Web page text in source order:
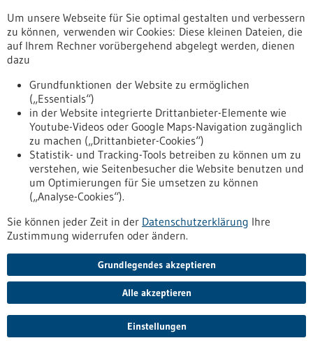
Pressemitteilung - 05.12.2022
Neue Erkenntnisse zu neuronalen Aktivitäten
im sensomotorischen Kortex
Freiburg hat wichtige Hinweise zur Funktionsweise des
sensomotorischen Kortex gefunden. Die neuen Erkenntnisse
zu neuronalen Aktivitäten in diesem Gehirnareal könnten
hilfreich für die weitere Entwicklung und den Einsatz so
genannter Neuroprothesen sein. Diese verfügen über eine
Schnittstelle zum Nervensystem und sollen dabei helfen,
neuronale Funktionsstörungen auszugleichen.
https://www.gesundheitsindustrie-
bw.de/fachbeitrag/pm/neue-erkenntnisse-zu-neuronalen-
aktivitaeten-im-sensomotorischen-kortex
Pressemitteilung - 02.12.2022
58 Indikatoren bewerten die Entwicklung der
Nachhaltigkeit in Baden-Württemberg
Seit heute (02.12.) kann der neue Indikatorenbericht zur
Entwicklung der Nach­haltigkeit in Baden-Württemberg auf
Um unsere Webseite für Sie optimal gestalten und verbessern
zu können, verwenden wir Cookies: Diese kleinen Dateien, die
auf Ihrem Rechner vorübergehend abgelegt werden, dienen
dazu
Grundfunktionen der Website zu ermöglichen
(„Essentials“)
in der Website integrierte Drittanbieter-Elemente wie
Youtube-Videos oder Google Maps-Navigation zugänglich
zu machen („Drittanbieter-Cookies“)
Statistik- und Tracking-Tools betreiben zu können um zu
verstehen, wie Seitenbesucher die Website benutzen und
um Optimierungen für Sie umsetzen zu können
(„Analyse-Cookies“).
Sie können jeder Zeit in der Datenschutzerklärung Ihre
Zustimmung widerrufen oder ändern.
Grundlegendes akzeptieren
Alle akzeptieren
Einstellungen